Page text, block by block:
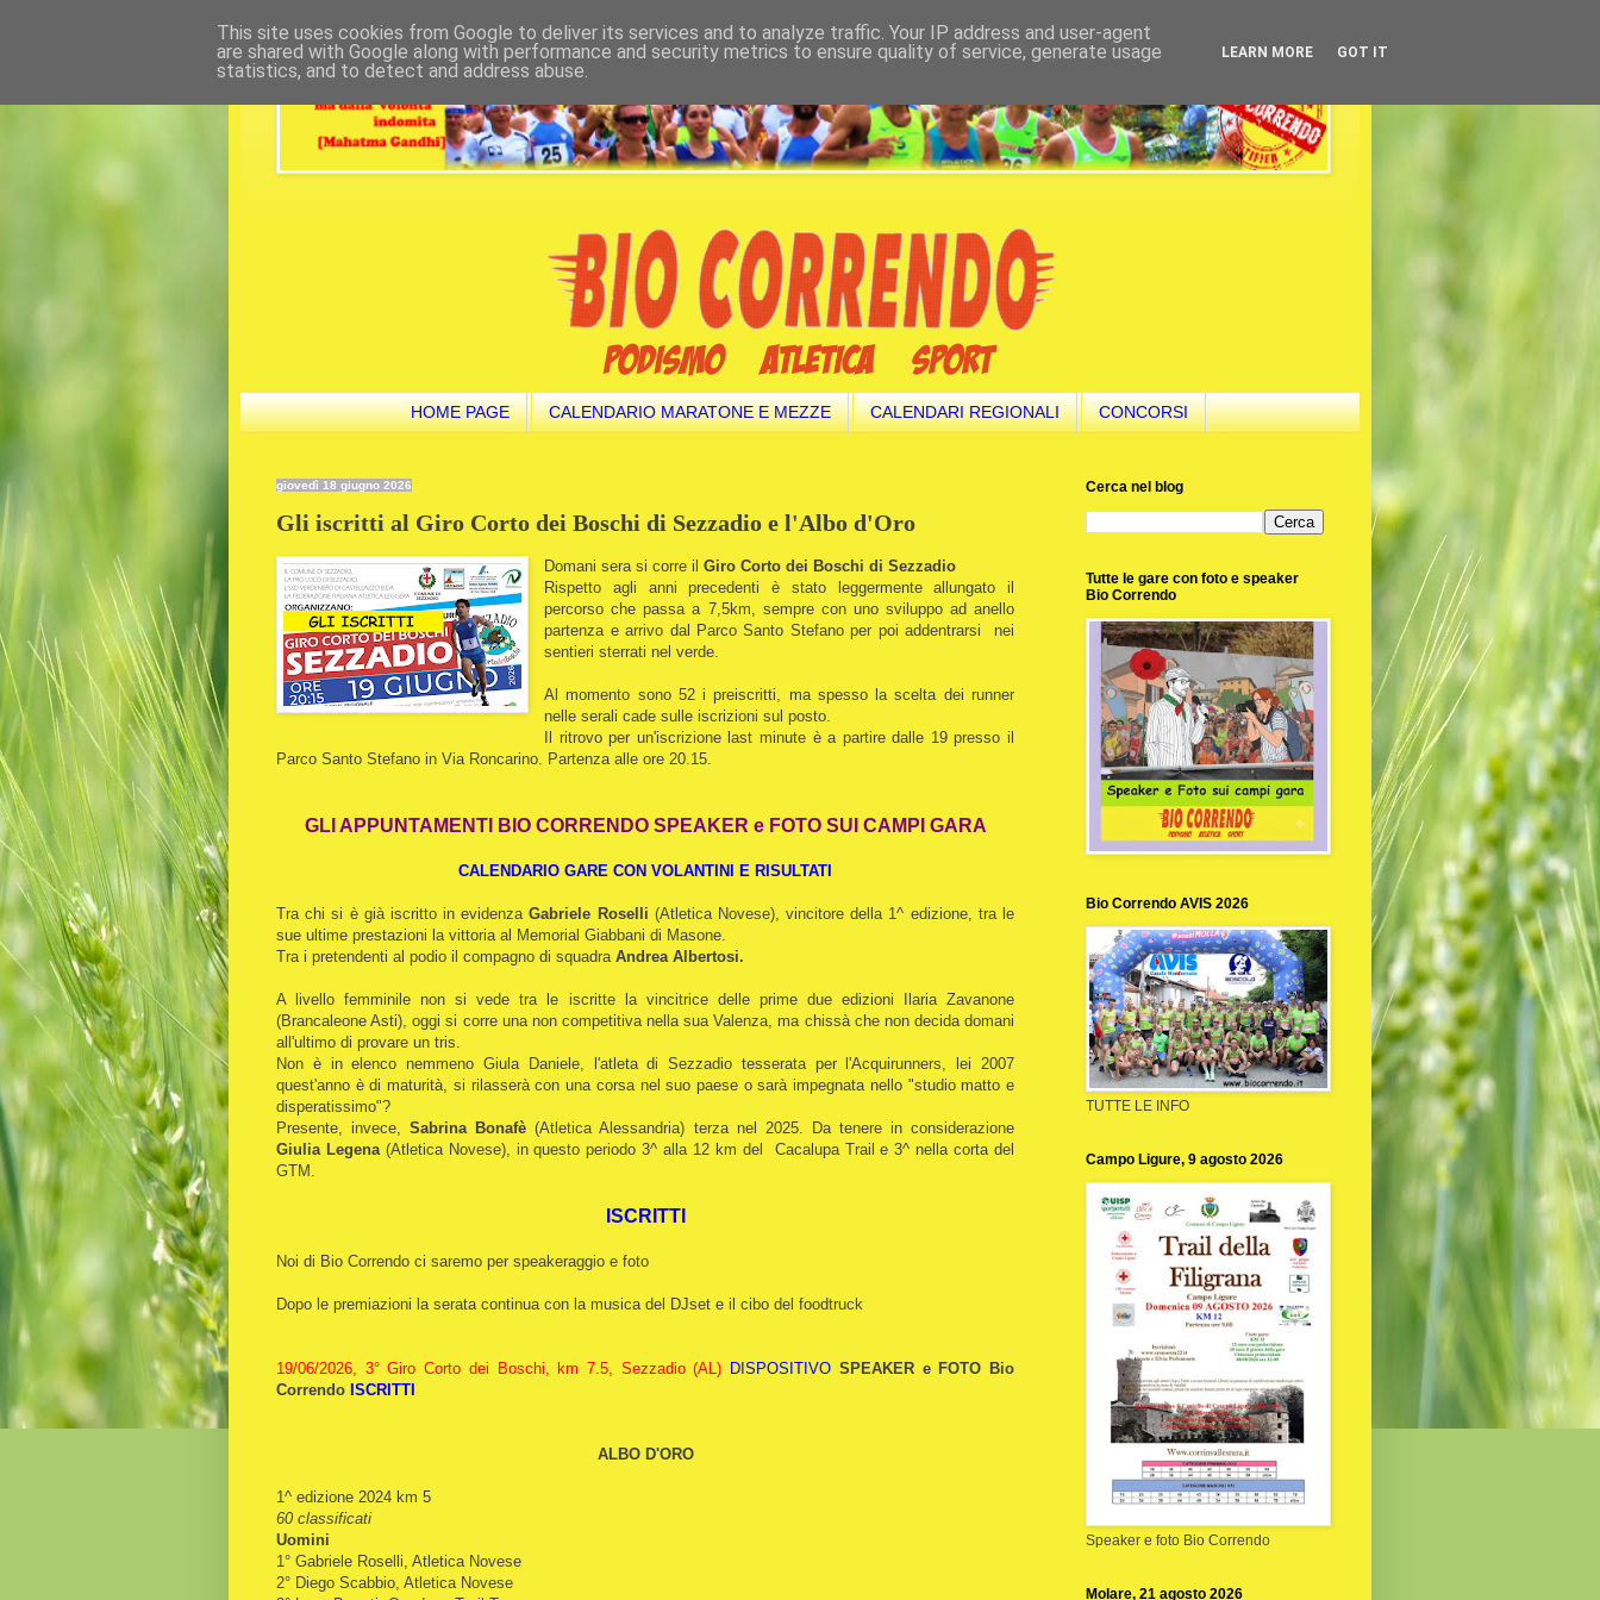
HOME PAGE CALENDARIO MARATONE E MEZZE CALENDARI REGIONALI CONCORSI
giovedì 18 giugno 2026
Gli iscritti al Giro Corto dei Boschi di Sezzadio e l'Albo d'Oro
Domani sera si corre ilGiro Corto dei Boschi di Sezzadio
Rispetto agli anni precedenti è stato leggermente allungato il
percorso che passa a 7,5km, sempre con uno sviluppo ad anello
partenza e arrivo dal Parco Santo Stefano per poi addentrarsi nei
sentieri sterrati nel verde.
Al momento sono 52 i preiscritti, ma spesso la scelta dei runner
nelle serali cade sulle iscrizioni sul posto.
Il ritrovo per un'iscrizione last minute è a partire dalle 19 presso il
Parco Santo Stefano in Via Roncarino. Partenza alle ore 20.15.
GLI APPUNTAMENTI BIO CORRENDO SPEAKER e FOTO SUI CAMPI GARA
CALENDARIO GARE CON VOLANTINI E RISULTATI
Tra chi si è già iscritto in evidenzaGabriele Roselli (Atletica Novese), vincitore della 1^ edizione, tra le
sue ultime prestazioni la vittoria al Memorial Giabbani di Masone.
Tra i pretendenti al podio il compagno di squadra Andrea Albertosi.
A livello femminile non si vede tra le iscritte la vincitrice delle prime due edizioni Ilaria Zavanone
(Brancaleone Asti), oggi si corre una non competitiva nella sua Valenza, ma chissà che non decida domani
all'ultimo di provare un tris.
Non è in elenco nemmeno Giula Daniele, l'atleta di Sezzadio tesserata per l'Acquirunners, lei 2007
quest'anno è di maturità, si rilasserà con una corsa nel suo paese o sarà impegnata nello "studio matto e
disperatissimo"?
Presente, invece,Sabrina Bonafè(Atletica Alessandria) terza nel 2025. Da tenere in considerazione
Giulia Legena (Atletica Novese), in questo periodo 3^ alla 12 km del Cacalupa Trail e 3^ nella corta del
GTM.
ISCRITTI
Noi di Bio Correndo ci saremo per speakeraggio e foto
Dopo le premiazioni la serata continua con la musica del DJset e il cibo del foodtruck
19/06/2026, 3° Giro Corto dei Boschi, km 7.5, Sezzadio (AL) DISPOSITIVO SPEAKER e FOTO Bio
Correndo ISCRITTI
ALBO D'ORO
1^ edizione 2024 km 5
60 classificati
Uomini
1° Gabriele Roselli, Atletica Novese
2° Diego Scabbio, Atletica Novese
Cerca nel blog
Tutte le gare con foto e speaker
Bio Correndo
Bio Correndo AVIS 2026
TUTTE LE INFO
Campo Ligure, 9 agosto 2026
Speaker e foto Bio Correndo
Molare, 21 agosto 2026
This site uses cookies from Google to deliver its services and to analyze traffic. Your IP address and user-agent
are shared with Google along with performance and security metrics to ensure quality of service, generate usage
statistics, and to detect and address abuse.
LEARN MORE GOT IT